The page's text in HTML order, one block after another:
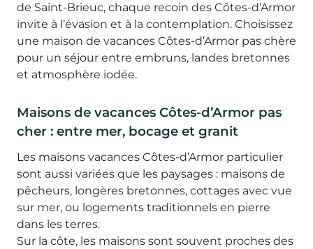
de Saint-Brieuc, chaque recoin des Côtes-d’Armor
invite à l’évasion et à la contemplation. Choisissez
une maison de vacances Côtes-d’Armor pas chère
pour un séjour entre embruns, landes bretonnes
et atmosphère iodée.
Maisons de vacances Côtes-d’Armor pas
cher : entre mer, bocage et granit
Les maisons vacances Côtes-d’Armor particulier
sont aussi variées que les paysages : maisons de
pêcheurs, longères bretonnes, cottages avec vue
sur mer, ou logements traditionnels en pierre
dans les terres.
Sur la côte, les maisons sont souvent proches des